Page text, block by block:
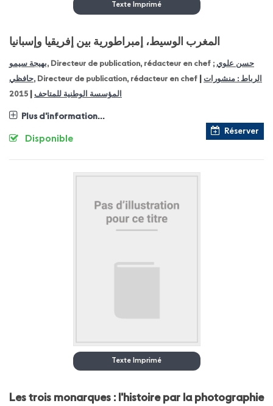
Texte Imprimé
المغرب الوسيط، إمبراطورية بين إفريقيا وإسبانيا
بهيجة سيمو, Directeur de publication, rédacteur en chef ; حسن علوي
حافظي, Directeur de publication, rédacteur en chef
الرباط : منشورات
المؤسسة الوطنية للمتاحف
2015
Plus d'information...
Réserver
Disponible
Texte Imprimé
Les trois monarques : l'histoire par la photographie